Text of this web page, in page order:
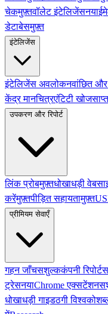
चेकमुफ़्तवॉलेट इंटेलिजेंसनया
डेटाबेसमुफ़्त
इंटेलिजेंस
इंटेलिजेंस अवलोकनवांछित
केंद्र मानचित्रएंटिटी खोज
उपकरण और रिपोर्ट
लिंक प्रोबमुफ़्तधोखाधड़ी
करेंमुफ़्तपीड़ित सहायतामुफ़्त
प्रीमियम सेवाएँ
गहन जाँचसशुल्ककंपनी रिपोर्ट
ट्रेसनयाChrome एक्सटेंशन
धोखाधड़ी गाइडठगी विश्वकोश